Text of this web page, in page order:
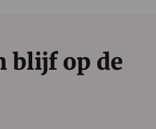
blijf op de